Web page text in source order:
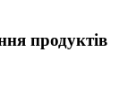
продуктів